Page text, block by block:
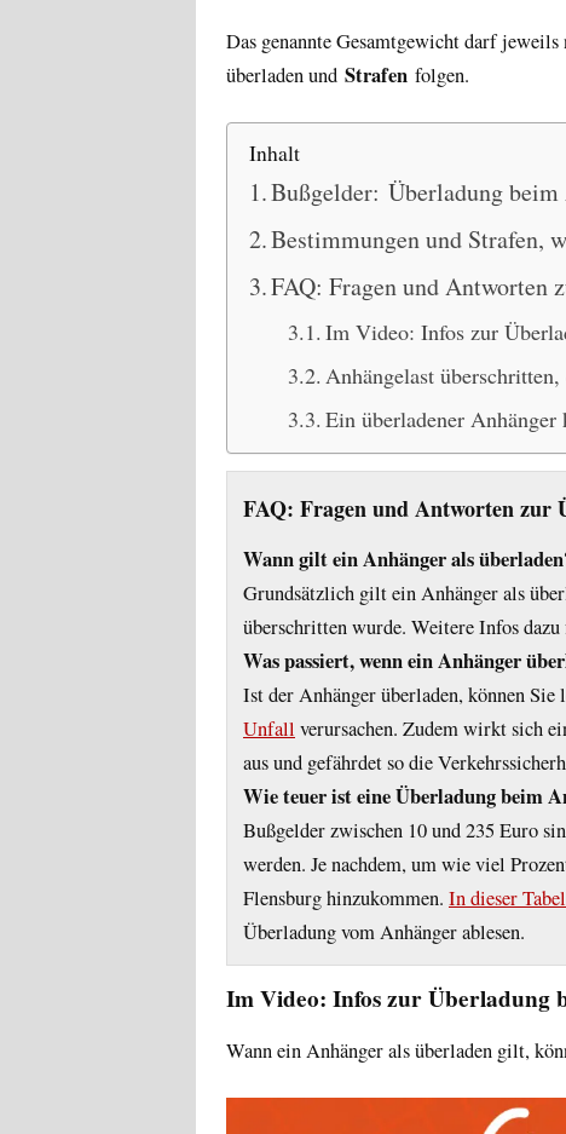
Das genannte Gesamtgewicht darf
überladen und Strafen folgen.
Inhalt
Bußgelder: Überladung
Bestimmungen und Strafen,
FAQ: Fragen und Antworten
Im Video: Infos zur
Anhängelast
Ein überladener Anhänger
FAQ: Fragen und Antworten zur
Wann gilt ein Anhänger als
Grundsätzlich gilt ein Anhänger als
überschritten wurde. Weitere Infos dazu
Was passiert, wenn ein Anhänger
Ist der Anhänger überladen, können
Unfall verursachen. Zudem wirkt sich
aus und gefährdet so die
Wie teuer ist eine Überladung beim
Bußgelder zwischen 10 und 235 Euro
werden. Je nachdem, um wie viel
Flensburg hinzukommen. In dieser
Überladung vom Anhänger ablesen.
Im Video: Infos zur Überladung
Wann ein Anhänger als überladen gilt,